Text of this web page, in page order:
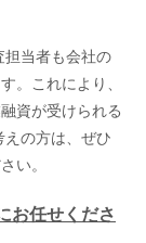
担当者も会社の
。これにより、
資が受けられる
の方は、ぜひ
い。
お任せくださ